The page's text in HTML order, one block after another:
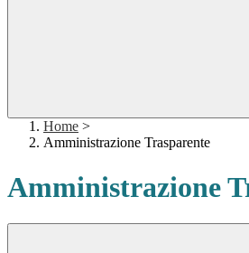
Home >
Amministrazione Trasparente
Amministrazione